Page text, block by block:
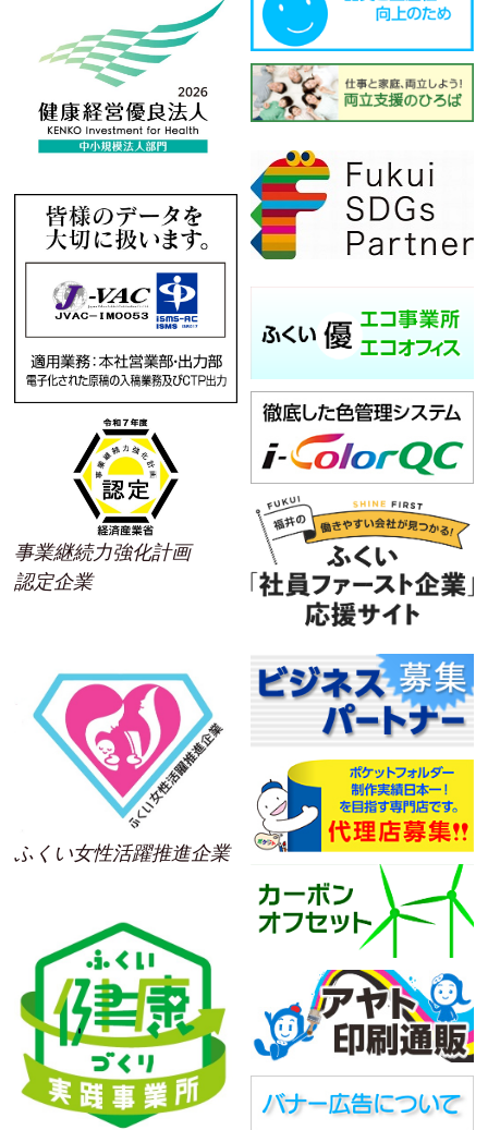
事業継続力強化計画
認定企業
ふくい女性活躍推進企業